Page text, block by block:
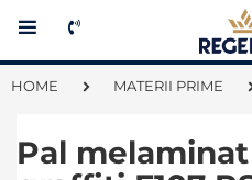
HOME MATERII PRIME
Pal